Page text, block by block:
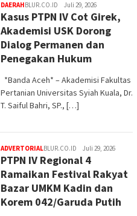
DAERAHBLUR.CO.ID Juli 29, 2026
Kasus PTPN IV Cot Girek,
Akademisi USK Dorong
Dialog Permanen dan
Penegakan Hukum
*Banda Aceh* – Akademisi Fakultas
Pertanian Universitas Syiah Kuala, Dr.
T. Saiful Bahri, SP., […]
ADVERTORIALBLUR.CO.ID Juli 29, 2026
PTPN IV Regional 4
Ramaikan Festival Rakyat
Bazar UMKM Kadin dan
Korem 042/Garuda Putih